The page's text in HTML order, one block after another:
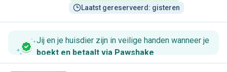
Laatst gereserveerd: gisteren
Jij en je huisdier zijn in veilige handen wanneer je
boekt en betaalt via Pawshake.